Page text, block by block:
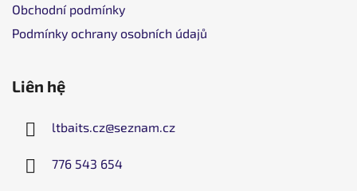
Obchodní podmínky
Podmínky ochrany osobních údajů
Liên hệ
ltbaits.cz@seznam.cz
776 543 654